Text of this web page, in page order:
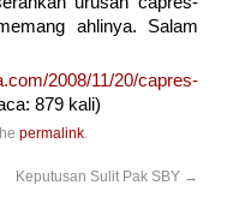
ahlinya. Salam
2008/11/20/capres-
879 kali)
permalink.
Keputusan Sulit Pak SBY →